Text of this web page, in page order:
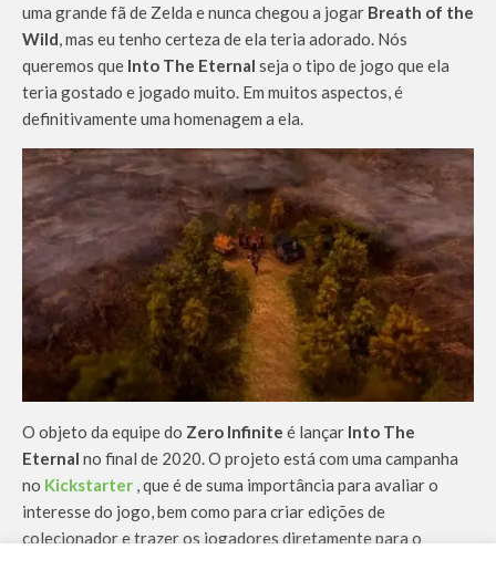
uma grande fã de Zelda e nunca chegou a jogar Breath of the
Wild, mas eu tenho certeza de ela teria adorado. Nós
queremos que Into The Eternal seja o tipo de jogo que ela
teria gostado e jogado muito. Em muitos aspectos, é
definitivamente uma homenagem a ela.
O objeto da equipe do Zero Infinite é lançar Into The
Eternal no final de 2020. O projeto está com uma campanha
no Kickstarter , que é de suma importância para avaliar o
interesse do jogo, bem como para criar edições de
colecionador e trazer os jogadores diretamente para o